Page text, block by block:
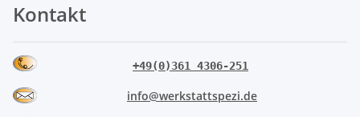
Kontakt
+49(0)361 4306-251
info@werkstattspezi.de